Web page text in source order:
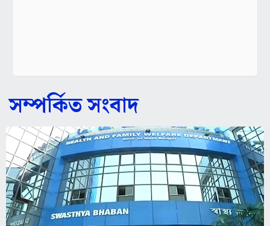
সম্পর্কিত সংবাদ